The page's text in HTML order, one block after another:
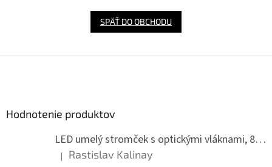
SPÄŤ DO OBCHODU
Hodnotenie produktov
LED umelý stromček s optickými vláknami, 80 cm
Hodnotenie produktu je 5 z 5 hviezdičiek.
| Rastislav Kalinay